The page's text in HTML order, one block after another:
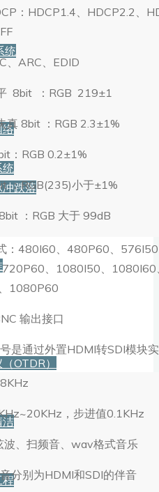
统
络
统
跌落
OTDR）
洁
程
：HDCP1.4、HDCP2.2、
、ARC、EDID
8bit ：RGB 219±1
真 8bit ：RGB 2.3±1%
：RGB 0.2±1%
：RGB(235)小于±1%
：RGB 大于 99dB
：480I60、480P60、
、1080I50、
1080P60
输出接口
是通过外置HDMI转SDI模块
，步进值0.1KHz
波、扫频音、wav格式音乐
分别为HDMI和SDI的伴音